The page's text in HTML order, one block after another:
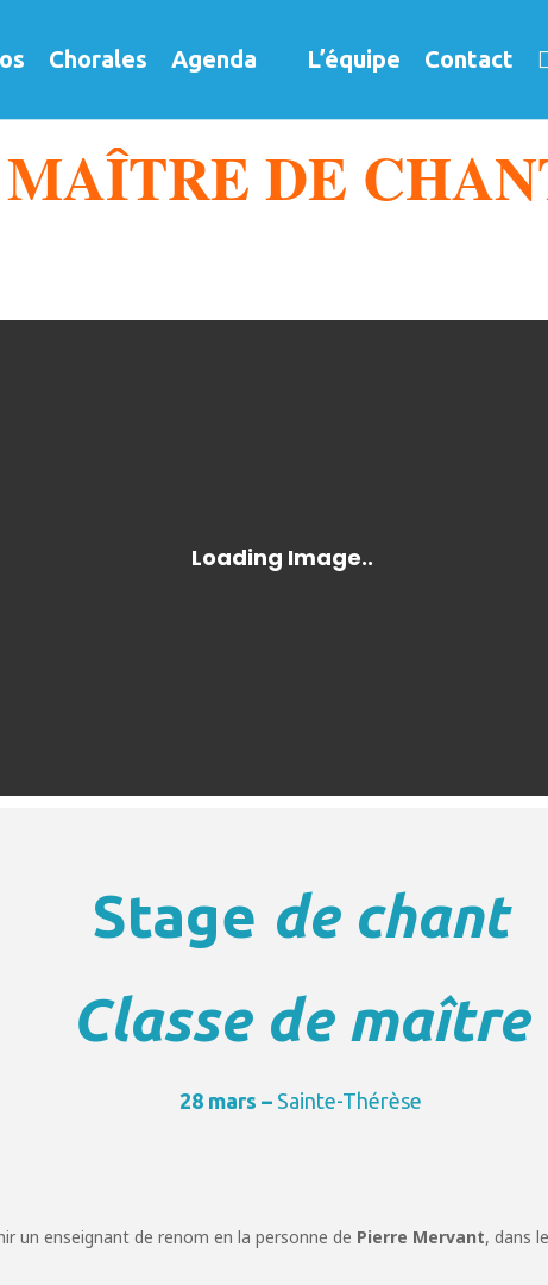
Chorales Agenda L’équipe Contact
DE
Stage de chant
Classe de maître
28 mars – Sainte-Thérèse
un enseignant de renom en la personne de Pierre Mervant, dans